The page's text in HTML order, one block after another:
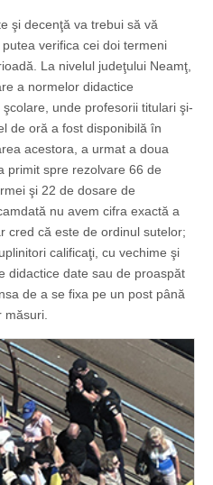
şi decenţă va trebui să vă
verifica cei doi termeni
La nivelul judeţului Neamţ,
a normelor didactice
unde profesorii titulari şi-
de oră a fost disponibilă în
acestora, a urmat a doua
primit spre rezolvare 66 de
şi 22 de dosare de
nu avem cifra exactă a
cred că este de ordinul sutelor;
calificaţi, cu vechime şi
didactice date sau de proaspăt
de a se fixa pe un post până
măsuri.